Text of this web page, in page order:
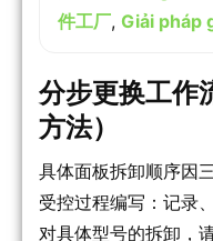
件工厂, Giải pháp
分步更换工作
方法）
具体面板拆卸顺序因
受控过程编写：记录
对具体型号的拆卸，